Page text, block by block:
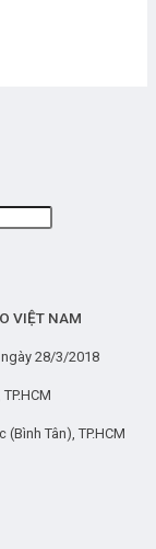
VIỆT NAM
ngày 28/3/2018
Tân), TP.HCM